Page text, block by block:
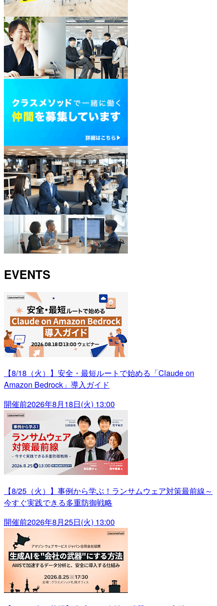
EVENTS
【8/18（火）】安全・最短ルートで始める「Claude on
Amazon Bedrock」導入ガイド
開催前2026年8月18日(火) 13:00
【8/25（火）】事例から学ぶ！ランサムウェア対策最前線～
今すぐ実践できる多重防御戦略
開催前2026年8月25日(火) 13:00